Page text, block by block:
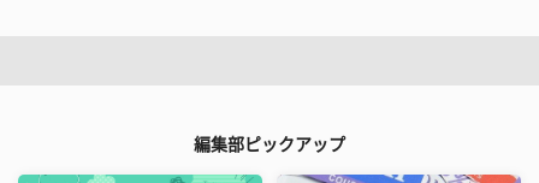
編集部ピックアップ